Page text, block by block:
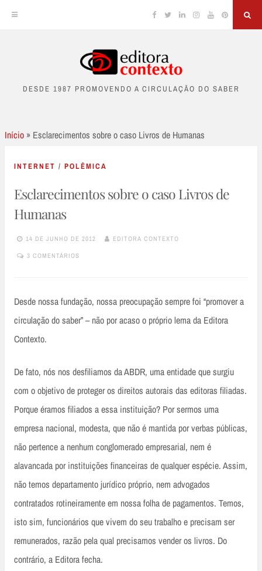
content
Facebook
TwitterLinkedinInstagram
YouTubePinterest
DESDE 1987 PROMOVENDO A CIRCULAÇÃO DO SABER
Início » Esclarecimentos sobre o caso Livros de Humanas
INTERNET / POLÊMICA
Esclarecimentos sobre o caso Livros de
Humanas
14 DE JUNHO DE 2012 EDITORA CONTEXTO
3 COMENTÁRIOS
Desde nossa fundação, nossa preocupação sempre foi “promover a
circulação do saber” – não por acaso o próprio lema da Editora
Contexto.
De fato, nós nos desfiliamos da ABDR, uma entidade que surgiu
com o objetivo de proteger os direitos autorais das editoras filiadas.
Porque éramos filiados a essa instituição? Por sermos uma
empresa nacional, modesta, que não é mantida por verbas públicas,
não pertence a nenhum conglomerado empresarial, nem é
alavancada por instituições financeiras de qualquer espécie. Assim,
não temos departamento jurídico próprio, nem advogados
contratados rotineiramente em nossa folha de pagamentos. Temos,
isto sim, funcionários que vivem do seu trabalho e precisam ser
remunerados, razão pela qual precisamos vender os livros. Do
contrário, a Editora fecha.